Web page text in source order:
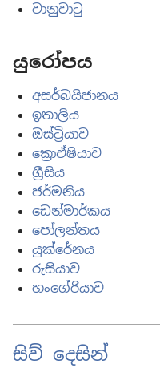
වානුවාටු
යුරෝපය
අසර්බයිජානය
ඉතාලිය
ඔස්ට්‍රියාව
ක්‍රොඒෂියාව
ග්‍රීසිය
ජර්මනිය
ඩෙන්මාර්කය
පෝලන්තය
යුක්රේනය
රුසියාව
හංගේරියාව
සිව් දෙසින්